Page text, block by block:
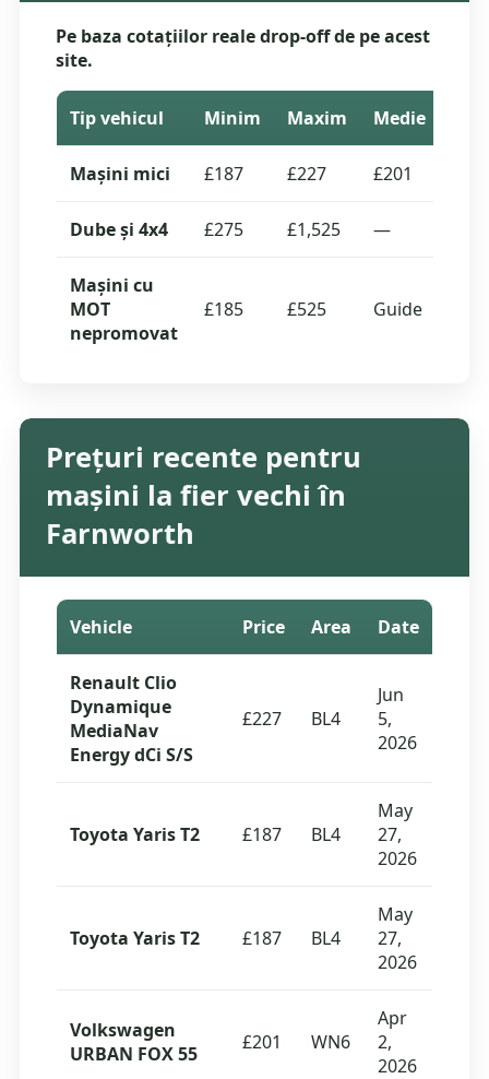
Pe baza cotațiilor reale drop-off de pe acest
site.
Tip vehicul Minim Maxim Medie
Mașini mici £187 £227 £201
Dube și 4x4 £275 £1,525 —
Mașini cu
MOT
nepromovat
£185 £525 Guide
Prețuri recente pentru
mașini la fier vechi în
Farnworth
Vehicle Price Area Date
Renault Clio
Dynamique
MediaNav
Energy dCi S/S
£227 BL4
Jun
5,
2026
Toyota Yaris T2 £187 BL4
May
27,
2026
Toyota Yaris T2 £187 BL4
May
27,
2026
Volkswagen
URBAN FOX 55
£201 WN6
Apr
2,
2026